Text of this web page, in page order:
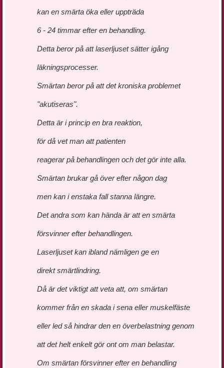
kan en smärta öka eller uppträda
6 - 24 timmar efter en behandling.
Detta beror på att laserljuset sätter igång
läkningsprocesser.
Smärtan beror på att det kroniska problemet
"akutiseras".
Detta är i princip en bra reaktion,
för då vet man att patienten
reagerar på behandlingen och det gör inte alla.
Smärtan brukar gå över efter någon dag
men kan i enstaka fall stanna längre.
Det andra som kan hända är att en smärta
försvinner efter behandlingen.
Laserljuset kan ibland nämligen ge en
direkt smärtlindring.
Då är det viktigt att veta att, om smärtan
kommer från en skada i sena eller muskelfäste
eller led så hindrar den en överbelastning genom
att det helt enkelt gör ont om man belastar.
Om smärtan försvinner efter en behandling